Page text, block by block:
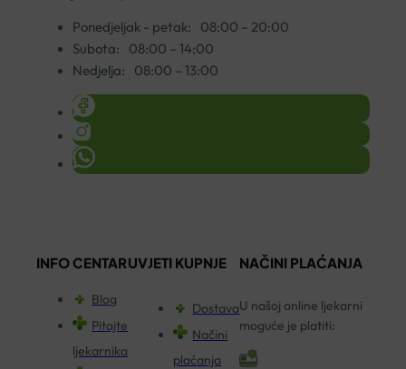
Ponedjeljak - petak:
08:00 – 20:00
Subota:
08:00 – 14:00
Nedjelja:
08:00 – 13:00
INFO CENTAR
Blog
Pitajte
ljekarnika
UVJETI KUPNJE
Dostava
Načini
plaćanja
NAČINI PLAĆANJA
U našoj online ljekarni
moguće je platiti: